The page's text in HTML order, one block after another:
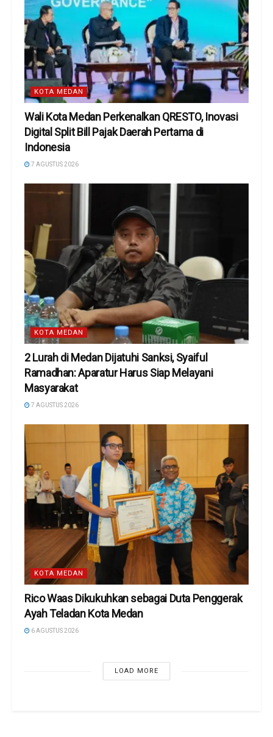
KOTA MEDAN
Wali Kota Medan Perkenalkan QRESTO, Inovasi
Digital Split Bill Pajak Daerah Pertama di
Indonesia
7 AGUSTUS 2026
KOTA MEDAN
2 Lurah di Medan Dijatuhi Sanksi, Syaiful
Ramadhan: Aparatur Harus Siap Melayani
Masyarakat
7 AGUSTUS 2026
KOTA MEDAN
Rico Waas Dikukuhkan sebagai Duta Penggerak
Ayah Teladan Kota Medan
6 AGUSTUS 2026
LOAD MORE